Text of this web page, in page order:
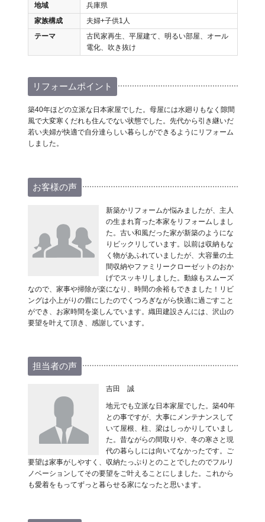
地域
兵庫県
家族構成
夫婦+子供1人
テーマ
古民家再生、平屋建て、明るい部屋、オール
電化、吹き抜け
リフォームポイント
築40年ほどの立派な日本家屋でした。母屋には水廻りもなく隙間
風で大変寒くだれも住んでない状態でした。先代から引き継いだ
若い夫婦が快適で自分達らしい暮らしができるようにリフォーム
しました。
お客様の声
新築かリフォームか悩みましたが、主人
の生まれ育った本家をリフォームしまし
た。古い和風だった家が新築のようにな
りビックリしています。以前は収納もな
く物があふれていましたが、大容量の土
間収納やファミリークローゼットのおか
げでスッキリしました。動線もスムーズ
なので、家事や掃除が楽になり、時間の余裕もできました！リビ
ングは小上がりの畳にしたのでくつろぎながら快適に過ごすこと
ができ、お家時間を楽しんでいます。織田建設さんには、沢山の
要望を叶えて頂き、感謝しています。
担当者の声
吉田 誠
地元でも立派な日本家屋でした。築40年
との事ですが、大事にメンテナンスして
いて屋根、柱、梁はしっかりしていまし
た。昔ながらの間取りや、冬の寒さと現
代の暮らしには向いてなかったです。ご
要望は家事がしやすく、収納たっぷりとのことでしたのでフルリ
ノベーションしてその要望をご叶えることにしました。これから
も愛着をもってずっと暮らせる家になったと思います。